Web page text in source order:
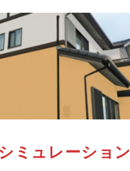
ミュレーション